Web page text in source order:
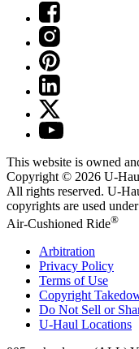
This website is owned
Copyright © 2026 U-
All rights reserved. U-
copyrights are used
Air-Cushioned Ride®
Arbitration
Privacy Policy
Terms of Use
Copyright
Do Not Sell or
U-Haul Locations